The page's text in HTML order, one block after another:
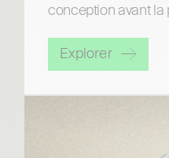
conception avant la
Explorer